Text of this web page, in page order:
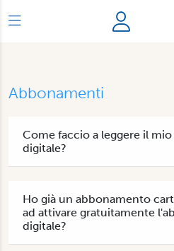
Abbonamenti
Come faccio a leggere il
digitale?
Ho già un abbonamento
ad attivare gratuitamente
digitale?